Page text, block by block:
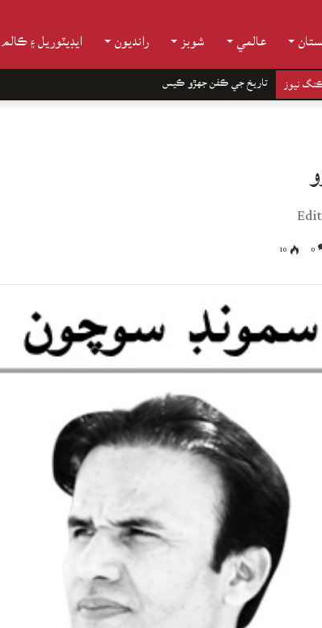
عالمي شوبز رانديون ايڊيٽوريل ۽ ڪالم
نيوز تاريخ جي ڪفن جھڙو ڪيس
0
10